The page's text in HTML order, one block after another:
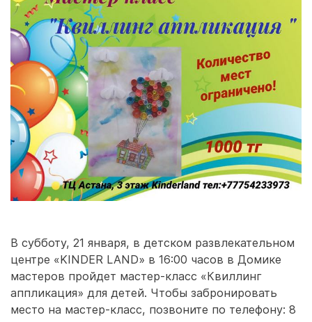
В субботу, 21 января, в детском развлекательном
центре «KINDER LAND» в 16:00 часов в Домике
мастеров пройдет мастер-класс «Квиллинг
аппликация» для детей. Чтобы забронировать
место на мастер-класс, позвоните по телефону: 8